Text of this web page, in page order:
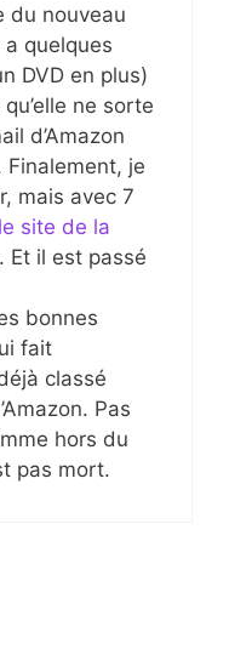
du nouveau
quelques
DVD en plus)
ne sorte
d’Amazon
Finalement, je
mais avec 7
le site de la
Et il est passé
bonnes
fait
classé
Pas
hors du
pas mort.